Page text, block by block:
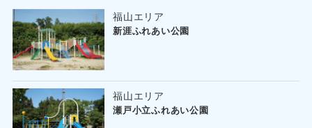
福山エリア
新涯ふれあい公園
福山エリア
瀬戸小立ふれあい公園